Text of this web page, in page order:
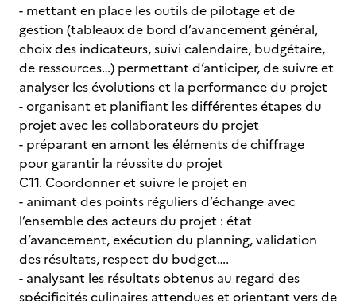
- mettant en place les outils de pilotage et de
gestion (tableaux de bord d’avancement général,
choix des indicateurs, suivi calendaire, budgétaire,
de ressources…) permettant d’anticiper, de suivre et
analyser les évolutions et la performance du projet
- organisant et planifiant les différentes étapes du
projet avec les collaborateurs du projet
- préparant en amont les éléments de chiffrage
pour garantir la réussite du projet
C11. Coordonner et suivre le projet en
- animant des points réguliers d’échange avec
l’ensemble des acteurs du projet : état
d’avancement, exécution du planning, validation
des résultats, respect du budget….
- analysant les résultats obtenus au regard des
spécificités culinaires attendues et orientant vers de